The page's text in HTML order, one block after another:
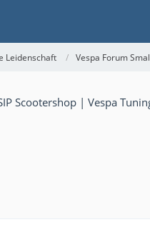
Leidenschaft Vespa Forum